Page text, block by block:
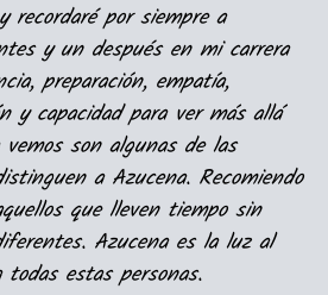
recordaré por siempre a
y un después en mi carrera
preparación, empatía,
y capacidad para ver más allá
son algunas de las
a Azucena. Recomiendo
que lleven tiempo sin
Azucena es la luz al
estas personas.